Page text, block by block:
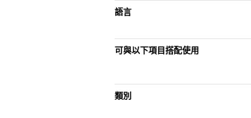
語言
可與以下項目搭配使用
類別